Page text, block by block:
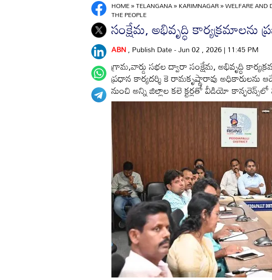
HOME»TELANGANA»KARIMNAGAR»WELFARE AND
THE PEOPLE
సంక్షేమ, అభివృద్ధి కార్యక్రమాలను
ABN, Publish Date - Jun 02 , 2026 | 11:45 PM
గ్రామ,వార్డు సభల ద్వారా సంక్షేమ, అభివృద్ధి
ప్రధాన కార్యదర్శి కె రామకృష్ణారావు
నుంచి అన్ని జిల్లాల కలె క్టర్లతో వీడియో